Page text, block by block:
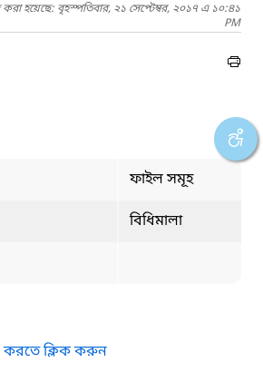
করা হয়েছে: বৃহস্পতিবার, ২১ সেপ্টেম্বর, ২০১৭ এ ১০:৪১
PM
ফাইল সমূহ
বিধিমালা
করতে ক্লিক করুন